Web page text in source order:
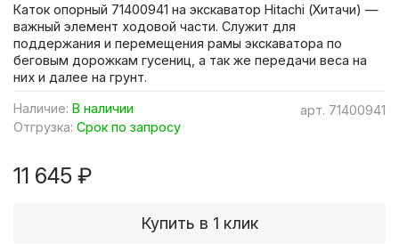
арт. 71400941
Наличие: В наличии
Отгрузка: Срок по запросу
11 645 ₽
Купить в 1 клик
Каток опорный 71400941 на экскаватор Hitachi (Хитачи) —
важный элемент ходовой части. Служит для
поддержания и перемещения рамы экскаватора по
беговым дорожкам гусениц, а так же передачи веса на
них и далее на грунт.